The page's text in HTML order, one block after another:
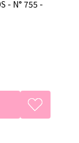
- N° 755 -